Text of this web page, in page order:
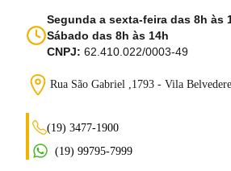
Segunda a sexta-feira das 8h às
Sábado das 8h às 14h
CNPJ: 62.410.022/0003-49
Rua São Gabriel ,1793 - Vila Belvedere
(19) 3477-1900
(19) 99795-7999